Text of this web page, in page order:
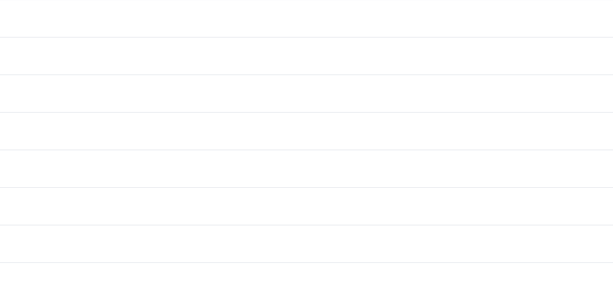
para quienes buscan
vida, desde el trabajo
disfrutar cada viaje.